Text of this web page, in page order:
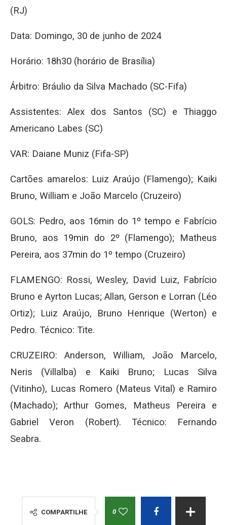
(RJ)
Data: Domingo, 30 de junho de 2024
Horário: 18h30 (horário de Brasília)
Árbitro: Bráulio da Silva Machado (SC-Fifa)
Assistentes: Alex dos Santos (SC) e Thiaggo
Americano Labes (SC)
VAR: Daiane Muniz (Fifa-SP)
Cartões amarelos: Luiz Araújo (Flamengo); Kaiki
Bruno, William e João Marcelo (Cruzeiro)
GOLS: Pedro, aos 16min do 1º tempo e Fabrício
Bruno, aos 19min do 2º (Flamengo); Matheus
Pereira, aos 37min do 1º tempo (Cruzeiro)
FLAMENGO: Rossi, Wesley, David Luiz, Fabrício
Bruno e Ayrton Lucas; Allan, Gerson e Lorran (Léo
Ortiz); Luiz Araújo, Bruno Henrique (Werton) e
Pedro. Técnico: Tite.
CRUZEIRO: Anderson, William, João Marcelo,
Neris (Villalba) e Kaiki Bruno; Lucas Silva
(Vitinho), Lucas Romero (Mateus Vital) e Ramiro
(Machado); Arthur Gomes, Matheus Pereira e
Gabriel Veron (Robert). Técnico: Fernando
Seabra.
COMPARTILHE 0